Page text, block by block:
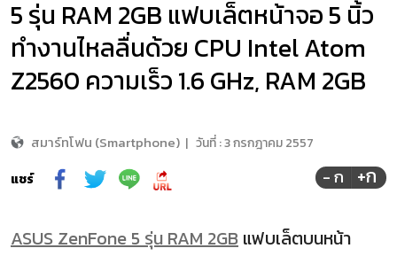
5 รุ่น RAM 2GB แฟบเล็ตหน้าจอ 5 นิ้ว
ทำงานไหลลื่นด้วย CPU Intel Atom
Z2560 ความเร็ว 1.6 GHz, RAM 2GB
สมาร์ทโฟน (Smartphone) | วันที่ :3 กรกฎาคม 2557
แชร์
- ก +ก
ASUS ZenFone 5 รุ่น RAM 2GB แฟบเล็ตบนหน้า